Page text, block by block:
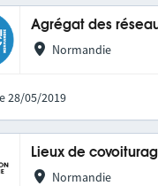
Agrégat des
Normandie
28/05/2019
Lieux de
Normandie